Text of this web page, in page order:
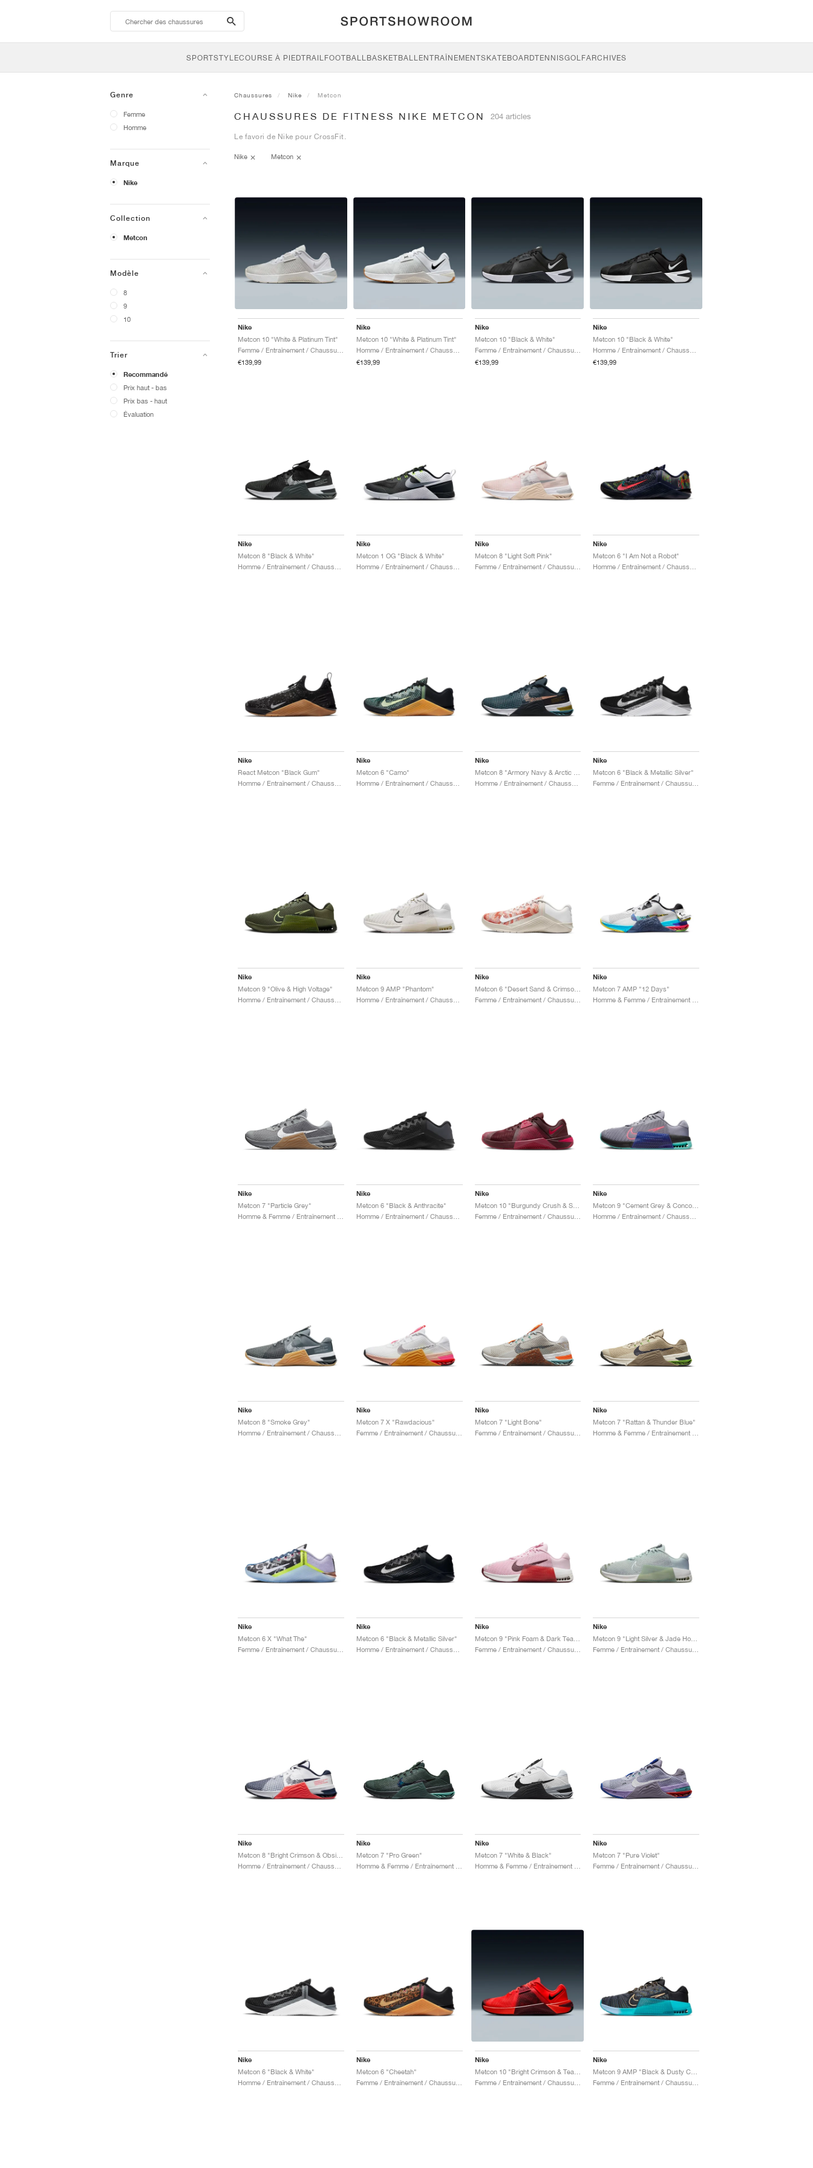
search-
btn
SPORTSTYLECOURSE À PIEDTRAILFOOTBALLBASKETBALLENTRAÎNEMENTSKATEBOARDTENNISGOLFARCHIVES
Genre
Femme
Homme
Marque
Nike
Collection
Metcon
Modèle
8
9
10
Trier
Recommandé
Prix ​​haut - bas
Prix ​​bas - haut
Évaluation
Chaussures Nike Metcon
CHAUSSURES DE FITNESS NIKE METCON 204 articles
Le favori de Nike pour CrossFit.
Nike Metcon
Nike
Metcon 10 "White & Platinum Tint"
€139,99
Nike
Metcon 10 "White & Platinum Tint"
€139,99
Nike
Metcon 10 "Black & White"
Femme / Entraînement / Chaussures
€139,99
Nike
Metcon 10 "Black & White"
€139,99
Nike
Metcon 8 "Black & White"
Nike
Metcon 1 OG "Black & White"
Nike
Metcon 8 "Light Soft Pink"
Femme / Entraînement / Chaussures
Nike
Metcon 6 "I Am Not a Robot"
Nike
React Metcon "Black Gum"
Nike
Metcon 6 "Camo"
Nike Nike
Metcon 6 "Black & Metallic Silver"
Nike
Metcon 9 "Olive & High Voltage"
Nike
Metcon 9 AMP "Phantom"
Nike
Metcon 6 "Desert Sand & Crimson Bliss"
Femme / Entraînement / Chaussures
Nike
Metcon 7 AMP "12 Days"
Nike
Metcon 7 "Particle Grey"
Nike
Metcon 6 "Black & Anthracite"
Nike
Metcon 10 "Burgundy Crush & Sweet Beet"
Femme / Entraînement / Chaussures
Nike
Nike
Metcon 8 "Smoke Grey"
Nike
Metcon 7 X "Rawdacious"
Femme / Entraînement / Chaussures
Nike
Metcon 7 "Light Bone"
Femme / Entraînement / Chaussures
Nike
Metcon 7 "Rattan & Thunder Blue"
Nike
Metcon 6 X "What The"
Nike
Metcon 6 "Black & Metallic Silver"
Nike
Femme / Entraînement / Chaussures
Nike
Nike Nike
Metcon 7 "Pro Green"
Nike
Metcon 7 "White & Black"
Nike
Metcon 7 "Pure Violet"
Nike
Metcon 6 "Black & White"
Nike
Metcon 6 "Cheetah"
Femme / Entraînement / Chaussures
Nike
Femme / Entraînement / Chaussures
Nike